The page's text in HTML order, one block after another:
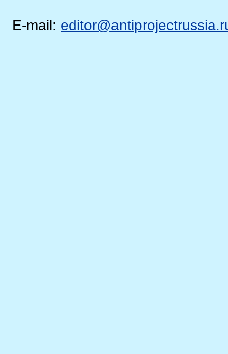
E-mail: